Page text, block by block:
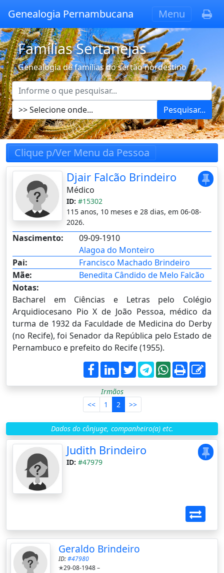
Genealogia Pernambucana Menu
Famílias Sertanejas
Genealogia de famílias do sertão nordestino
Pesquisar...
Clique p/Ver Menu da Pessoa
Djair Falcão Brindeiro
Médico
ID: #15302
115 anos, 10 meses e 28 dias, em 06-08-
2026.
Nascimento:
09-09-1910
Alagoa do Monteiro
Pai:
Francisco Machado Brindeiro
Mãe:
Benedita Cândido de Melo Falcão
Notas:
Bacharel em Ciências e Letras pelo Colégio
Arquidiocesano Pio X de João Pessoa, médico da
turma de 1932 da Faculdade de Medicina do Derby
(no Recife), foi Senador da República pelo Estado de
Pernambuco e prefeito do Recife (1955).
Irmãos
<<
1 2 >>
Dados do cônjuge, companheiro(a) etc.
Judith Brindeiro
ID: #47979
Geraldo Brindeiro
ID:#47980
✭29-08-1948 –